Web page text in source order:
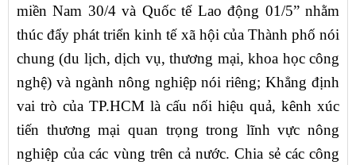
miền Nam 30/4 và Quốc tế Lao động 01/5” nhằm
thúc đẩy phát triển kinh tế xã hội của Thành phố nói
chung (du lịch, dịch vụ, thương mại, khoa học công
nghệ) và ngành nông nghiệp nói riêng; Khẳng định
vai trò của TP.HCM là cấu nối hiệu quả, kênh xúc
tiến thương mại quan trọng trong lĩnh vực nông
nghiệp của các vùng trên cả nước. Chia sẻ các công